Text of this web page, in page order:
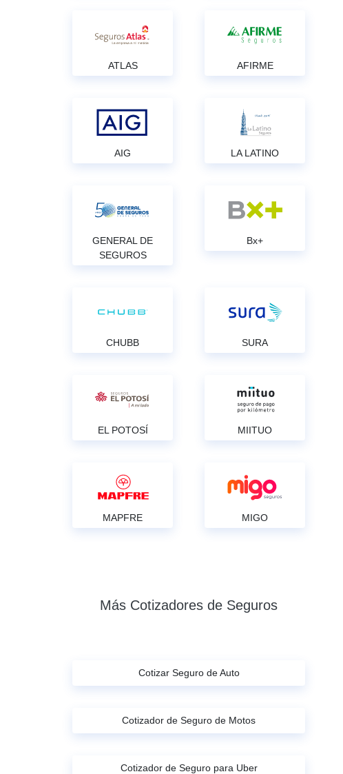
ATLAS AFIRME
AIG LA LATINO
GENERAL DE
SEGUROS
Bx+
CHUBB SURA
EL POTOSÍ MIITUO
MAPFRE MIGO
Más Cotizadores de Seguros
Cotizar Seguro de Auto
Cotizador de Seguro de Motos
Cotizador de Seguro para Uber